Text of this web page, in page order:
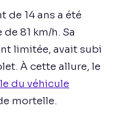
de 14 ans a été
81 km/h. Sa
limitée, avait subi
À cette allure, le
du véhicule
mortelle.